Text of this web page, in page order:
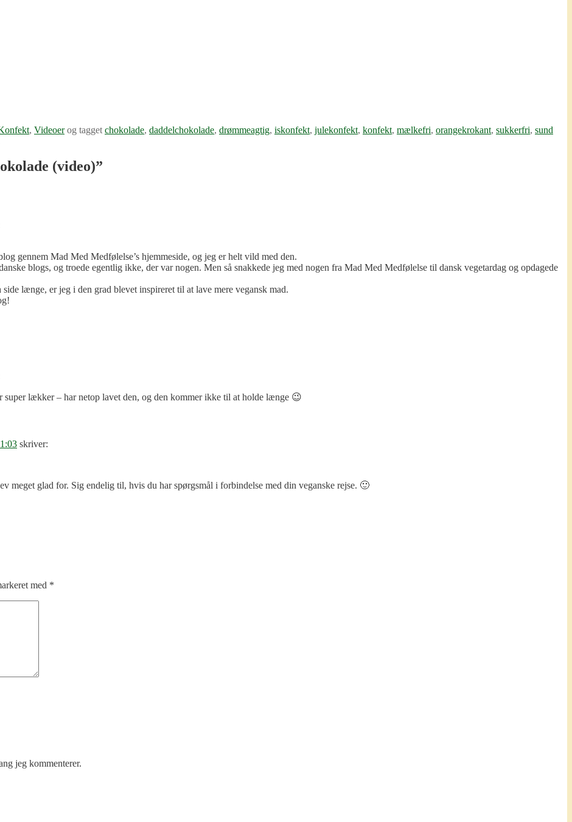
, Videoerog tagget chokolade, daddelchokolade, drømmeagtig, iskonfekt, julekonfekt, konfekt, mælkefri, orangekrokant, sukkerfri, sund
(video)”
gennem Mad Med Medfølelse’s hjemmeside, og jeg er helt vild med den.
blogs, og troede egentlig ikke, der var nogen. Men så snakkede jeg med nogen fra Mad Med Medfølelse til dansk vegetardag og opdagede
længe, er jeg i den grad blevet inspireret til at lave mere vegansk mad.
super lækker – har netop lavet den, og den kommer ikke til at holde længe 😉
skriver:
meget glad for. Sig endelig til, hvis du har spørgsmål i forbindelse med din veganske rejse. 🙂
med *
jeg kommenterer.